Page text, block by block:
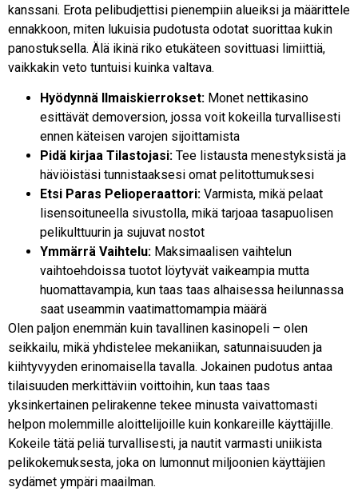
kanssani. Erota pelibudjettisi pienempiin alueiksi ja määrittele
ennakkoon, miten lukuisia pudotusta odotat suorittaa kukin
panostuksella. Älä ikinä riko etukäteen sovittuasi limiittiä,
vaikkakin veto tuntuisi kuinka valtava.
Hyödynnä Ilmaiskierrokset: Monet nettikasino
esittävät demoversion, jossa voit kokeilla turvallisesti
ennen käteisen varojen sijoittamista
Pidä kirjaa Tilastojasi: Tee listausta menestyksistä ja
häviöistäsi tunnistaaksesi omat pelitottumuksesi
Etsi Paras Pelioperaattori: Varmista, mikä pelaat
lisensoituneella sivustolla, mikä tarjoaa tasapuolisen
pelikulttuurin ja sujuvat nostot
Ymmärrä Vaihtelu: Maksimaalisen vaihtelun
vaihtoehdoissa tuotot löytyvät vaikeampia mutta
huomattavampia, kun taas taas alhaisessa heilunnassa
saat useammin vaatimattomampia määrä
Olen paljon enemmän kuin tavallinen kasinopeli – olen
seikkailu, mikä yhdistelee mekaniikan, satunnaisuuden ja
kiihtyvyyden erinomaisella tavalla. Jokainen pudotus antaa
tilaisuuden merkittäviin voittoihin, kun taas taas
yksinkertainen pelirakenne tekee minusta vaivattomasti
helpon molemmille aloittelijoille kuin konkareille käyttäjille.
Kokeile tätä peliä turvallisesti, ja nautit varmasti uniikista
pelikokemuksesta, joka on lumonnut miljoonien käyttäjien
sydämet ympäri maailman.